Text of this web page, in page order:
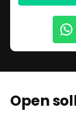
Open